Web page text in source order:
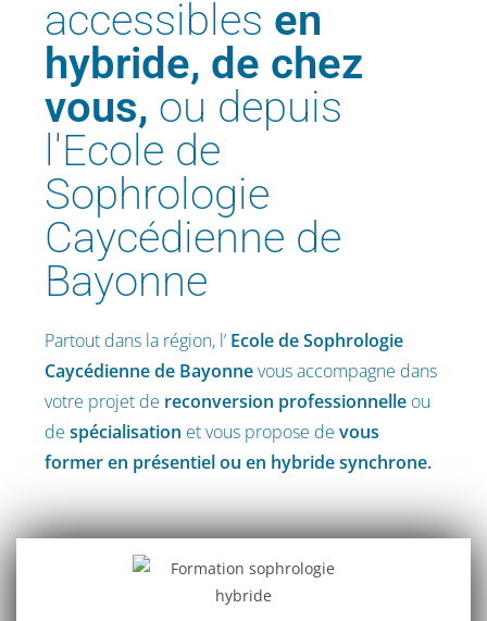
accessibles en
hybride, de chez
vous, ou depuis
l'Ecole de
Sophrologie
Caycédienne de
Bayonne
Partout dans la région, l’ Ecole de Sophrologie
Caycédienne de Bayonnevous accompagne dans
votre projet de reconversion professionnelle ou
despécialisation et vous propose devous
former en présentiel ou en hybride synchrone.